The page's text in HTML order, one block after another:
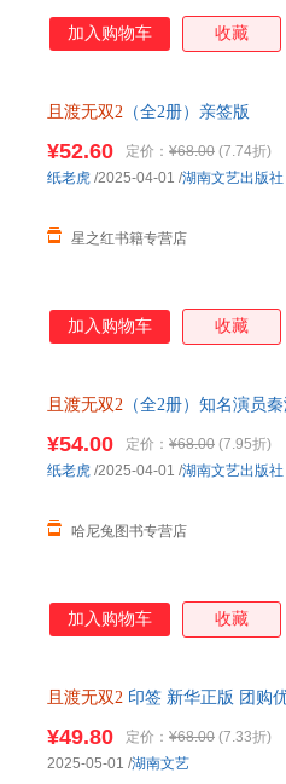
加入购物车 收藏
且渡无双2 （全2册）亲签版
¥52.60 定价： ¥68.00 (7.74折)
星之红书籍专营店
纸老虎 /2025-04-01 /湖南文艺出版社
加入购物车 收藏
且渡无双2 （全2册）知名演员
¥54.00 定价： ¥68.00 (7.95折)
哈尼兔图书专营店
纸老虎 /2025-04-01 /湖南文艺出版社
加入购物车 收藏
且渡无双2 印签 新华正版 团购
¥49.80 定价： ¥68.00 (7.33折)
2025-05-01 /湖南文艺